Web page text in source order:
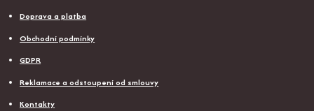
Doprava a platba
Obchodní podmínky
GDPR
Reklamace a odstoupení od smlouvy
Kontakty